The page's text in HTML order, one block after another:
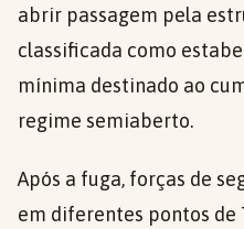
abrir passagem pela
classificada como
mínima destinado ao
regime semiaberto.
Após a fuga, forças de
em diferentes pontos de